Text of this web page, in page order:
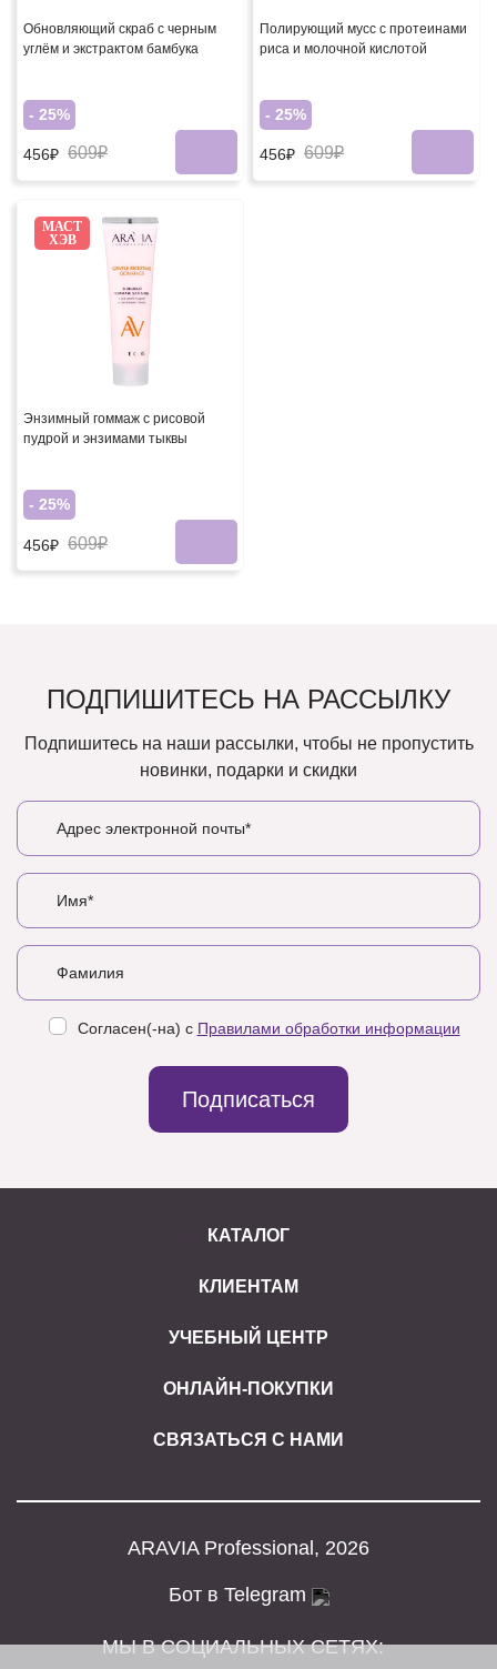
Обновляющий скраб с черным
углём и экстрактом бамбука
- 25%
456₽ 609₽
Полирующий мусс с протеинами
риса и молочной кислотой
- 25%
456₽ 609₽
МАСТ
ХЭВ
Энзимный гоммаж с рисовой
пудрой и энзимами тыквы
- 25%
456₽ 609₽
ПОДПИШИТЕСЬ НА РАССЫЛКУ
Подпишитесь на наши рассылки, чтобы не пропустить
новинки, подарки и скидки
Согласен(-на) с Правилами обработки информации
Подписаться
КАТАЛОГ
КЛИЕНТАМ
УЧЕБНЫЙ ЦЕНТР
ОНЛАЙН-ПОКУПКИ
СВЯЗАТЬСЯ С НАМИ
ARAVIA Professional, 2026
Бот в Telegram
МЫ В СОЦИАЛЬНЫХ СЕТЯХ: